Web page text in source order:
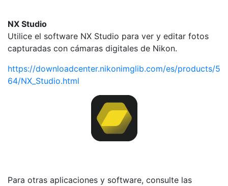
NX Studio
Utilice el software NX Studio para ver y editar fotos
capturadas con cámaras digitales de Nikon.
https://downloadcenter.nikonimglib.com/es/products/5
64/NX_Studio.html
Para otras aplicaciones y software, consulte las